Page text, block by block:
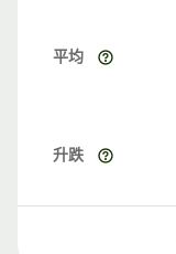
平均
升跌